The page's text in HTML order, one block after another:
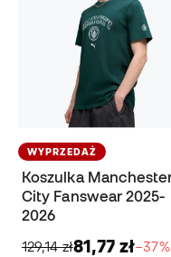
WYPRZEDAŻ
Koszulka
City Fanswear 2025-
2026
129,14 zł81,77 zł−37%